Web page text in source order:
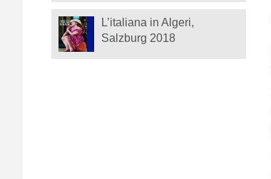
L’italiana in Algeri,
Salzburg 2018